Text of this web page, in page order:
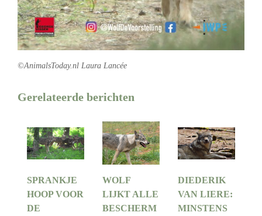
©AnimalsToday.nl Laura Lancée
Gerelateerde berichten
SPRANKJE
HOOP VOOR
DE
WOLF
LIJKT ALLE
BESCHERM
DIEDERIK
VAN LIERE:
MINSTENS